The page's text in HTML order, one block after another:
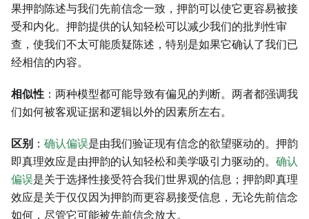
果押韵陈述与我们先前信念一致，押韵可以使它更容易被接
受和内化。押韵提供的认知轻松可以减少我们的批判性审
查，使我们不太可能质疑陈述，特别是如果它确认了我们已
经相信的内容。
相似性 ：两种模型都可能导致有偏见的判断。两者都强调我
们如何被客观证据和逻辑以外的因素所左右。
区别 ： 确认偏误是由我们验证现有信念的欲望驱动的。押韵
即真理效应是由押韵的认知轻松和美学吸引力驱动的。 确认
偏误是关于选择性接受符合我们世界观的信息；押韵即真理
效应是关于仅仅因为押韵而更容易接受信息，无论先前信念
如何，尽管它可能被先前信念放大。